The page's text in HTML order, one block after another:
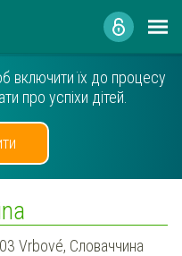
включити їх до процесу
про успіхи дітей.
Vrbové, Словаччина